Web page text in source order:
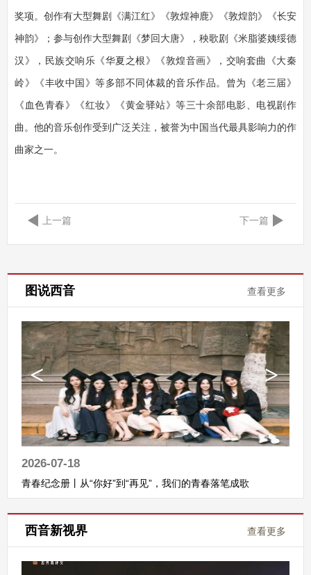
奖项。创作有大型舞剧《满江红》《敦煌神鹿》《敦煌韵》《长安
神韵》；参与创作大型舞剧《梦回大唐》，秧歌剧《米脂婆姨绥德
汉》，民族交响乐《华夏之根》《敦煌音画》，交响套曲《大秦
岭》《丰收中国》等多部不同体裁的音乐作品。曾为《老三届》
《血色青春》《红妆》《黄金驿站》等三十余部电影、电视剧作
曲。他的音乐创作受到广泛关注，被誉为中国当代最具影响力的作
曲家之一。
上一篇 下一篇
图说西音 查看更多
2026-07-18
青春纪念册丨从“你好”到“再见”，我们的青春落笔成歌
西音新视界 查看更多